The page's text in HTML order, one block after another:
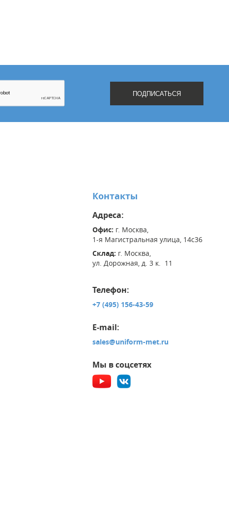
Контакты
Адреса:
Офис: г. Москва,
1-я Магистральная улица, 14с36
Склад: г. Москва,
ул. Дорожная, д. 3 к. 11
Телефон:
+7 (495) 156-43-59
E-mail:
sales@uniform-met.ru
Мы в соцсетях